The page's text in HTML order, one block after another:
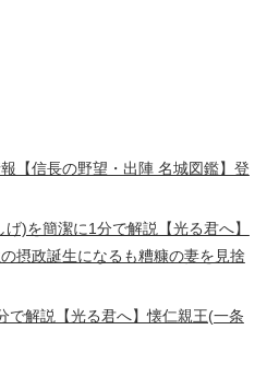
【信長の野望・出陣 名城図鑑】登
)を簡潔に1分で解説【光る君へ】
摂政誕生になるも糟糠の妻を見捨
で解説【光る君へ】懐仁親王(一条